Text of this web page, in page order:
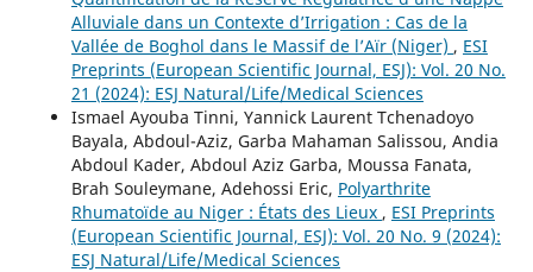
Alluviale dans un Contexte d’Irrigation : Cas de la
Vallée de Boghol dans le Massif de l’Aïr (Niger) , ESI
Preprints (European Scientific Journal, ESJ): Vol. 20 No.
21 (2024): ESJ Natural/Life/Medical Sciences
Ismael Ayouba Tinni, Yannick Laurent Tchenadoyo
Bayala, Abdoul-Aziz, Garba Mahaman Salissou, Andia
Abdoul Kader, Abdoul Aziz Garba, Moussa Fanata,
Brah Souleymane, Adehossi Eric, Polyarthrite
Rhumatoïde au Niger : États des Lieux , ESI Preprints
(European Scientific Journal, ESJ): Vol. 20 No. 9 (2024):
ESJ Natural/Life/Medical Sciences